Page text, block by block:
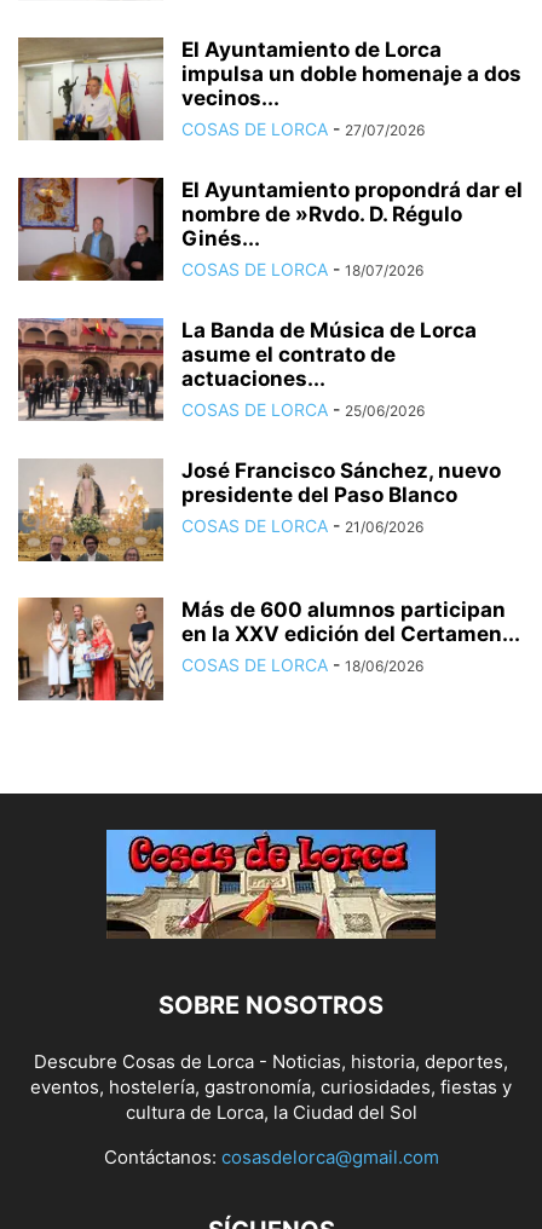
El Ayuntamiento de Lorca
impulsa un doble homenaje a dos
vecinos...
COSAS DE LORCA - 27/07/2026
El Ayuntamiento propondrá dar el
nombre de »Rvdo. D. Régulo
Ginés...
COSAS DE LORCA - 18/07/2026
La Banda de Música de Lorca
asume el contrato de
actuaciones...
COSAS DE LORCA - 25/06/2026
José Francisco Sánchez, nuevo
presidente del Paso Blanco
COSAS DE LORCA - 21/06/2026
Más de 600 alumnos participan
en la XXV edición del Certamen...
COSAS DE LORCA - 18/06/2026
SOBRE NOSOTROS
Descubre Cosas de Lorca - Noticias, historia, deportes,
eventos, hostelería, gastronomía, curiosidades, fiestas y
cultura de Lorca, la Ciudad del Sol
Contáctanos: cosasdelorca@gmail.com